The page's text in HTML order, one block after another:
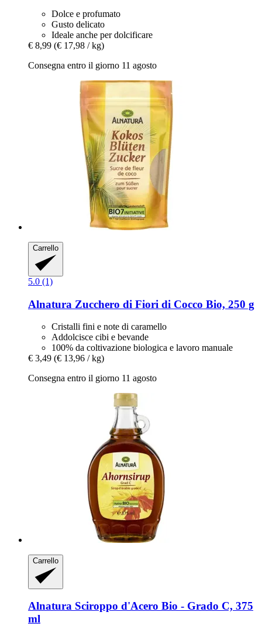
Dolce e profumato
Gusto delicato
Ideale anche per dolcificare
€ 8,99 (€ 17,98 / kg)
Consegna entro il giorno 11 agosto
Carrello
5.0 (1)
Alnatura Zucchero di Fiori di Cocco Bio, 250 g
Cristalli fini e note di caramello
Addolcisce cibi e bevande
100% da coltivazione biologica e lavoro manuale
€ 3,49 (€ 13,96 / kg)
Consegna entro il giorno 11 agosto
Carrello
Alnatura Sciroppo d'Acero Bio -​ Grado C, 375
ml